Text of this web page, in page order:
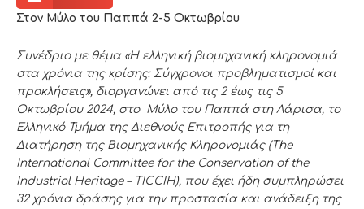
Στον Μύλο του Παππά 2-5 Οκτωβρίου
Συνέδριο με θέμα «Η ελληνική βιομηχανική κληρονομιά
στα χρόνια της κρίσης: Σύγχρονοι προβληματισμοί και
προκλήσεις», διοργανώνει από τις 2 έως τις 5
Οκτωβρίου 2024, στο Μύλο του Παππά στη Λάρισα, το
Ελληνικό Τμήμα της Διεθνούς Επιτροπής για τη
Διατήρηση της Βιομηχανικής Κληρονομιάς (The
International Committee for the Conservation of the
Industrial Heritage– TICCIH), που έχει ήδη συμπληρώσει
32 χρόνια δράσης για την προστασία και ανάδειξη της